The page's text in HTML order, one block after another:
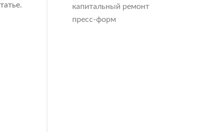
капитальный ремонт
пресс-форм